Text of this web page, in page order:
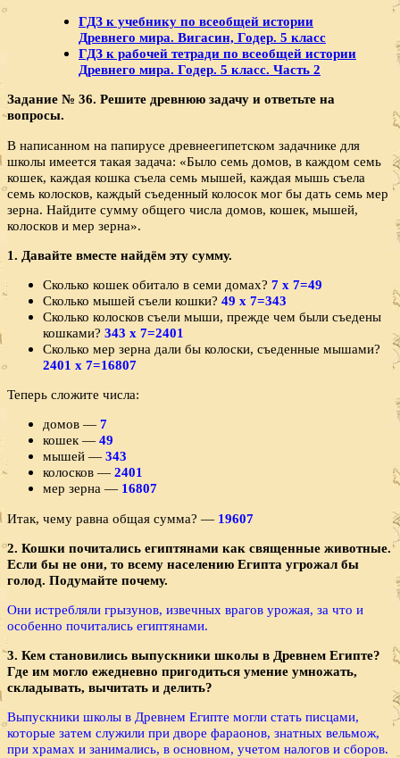
ГДЗ к учебнику по всеобщей истории
Древнего мира. Вигасин, Годер. 5 класс
ГДЗ к рабочей тетради по всеобщей истории
Древнего мира. Годер. 5 класс. Часть 2
Задание № 36. Решите древнюю задачу и ответьте на
вопросы.
В написанном на папирусе древнеегипетском задачни­ке для
школы имеется такая задача: «Было семь домов, в каждом семь
кошек, каждая кошка съела семь мышей, каждая мышь съела
семь колосков, каждый съеденный колосок мог бы дать семь мер
зерна. Найдите сумму об­щего числа домов, кошек, мышей,
колосков и мер зерна».
1. Давайте вместе найдём эту сумму.
Сколько кошек обитало в семи домах? 7 х 7=49
Сколько мышей съели кошки? 49 х 7=343
Сколько колосков съели мыши, прежде чем были съе­дены
кошками? 343 х 7=2401
Сколько мер зерна дали бы колоски, съеденные мыша­ми?
2401 х 7=16807
Теперь сложите числа:
домов — 7
кошек — 49
мышей — 343
колосков — 2401
мер зерна — 16807
Итак, чему равна общая сумма? — 19607
2. Кошки почитались египтянами как священные жи­вотные.
Если бы не они, то всему населению Египта угро­жал бы
голод. Подумайте почему.
Они истребляли грызунов, извечных врагов урожая, за что и
особенно почитались египтянами.
3. Кем становились выпускники школы в Древнем Египте?
Где им могло ежедневно пригодиться умение умножать,
складывать, вычитать и делить?
Выпускники школы в Древнем Египте могли стать писцами,
которые затем служили при дворе фараонов, знатных вельмож,
при храмах и занимались, в основном, учетом налогов и сборов.